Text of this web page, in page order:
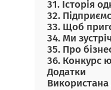
31. Історія
32.
33. Щоб
34. Ми
35. Про
36. Конкурс
Додатки
Використана